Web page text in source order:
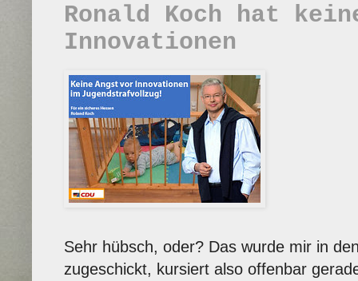
Ronald Koch hat
Innovationen
Sehr hübsch, oder? Das wurde mir in
zugeschickt, kursiert also offenbar